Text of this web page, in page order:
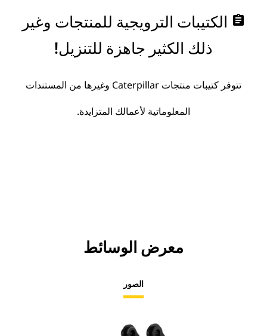
assignment الكتيبات الترويجية للمنتجات وغير
ذلك الكثير جاهزة للتنزيل!
تتوفر كتيبات منتجات Caterpillar وغيرها من المستندات
المعلوماتية لأعمالك المتزايدة.
معرض الوسائط
الصور